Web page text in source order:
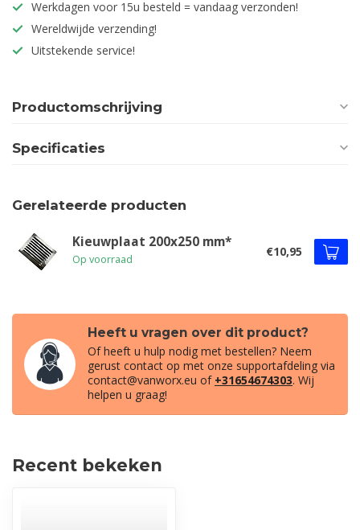
Werkdagen voor 15u besteld = vandaag verzonden!
Wereldwijde verzending!
Uitstekende service!
Productomschrijving
Specificaties
Gerelateerde producten
Kieuwplaat 200x250 mm*
Op voorraad
€10,95
Heeft u vragen over dit product?
Of heeft u hulp nodig met bestellen? Neem
gerust contact op met onze supportafdeling via
contact@vanworx.eu of +31654674303. Wij
helpen u graag!
Recent bekeken